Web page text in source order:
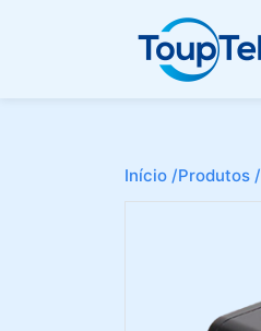
Início /Produtos /